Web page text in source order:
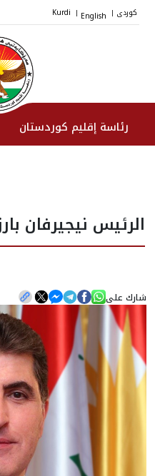
کوردی |
English
|
Kurdi
رئاسة إقليم كوردستان
نواب الرئيس
المؤسسات
الأخبار
المعرض
الرئيس نيجيرفان
شارك على